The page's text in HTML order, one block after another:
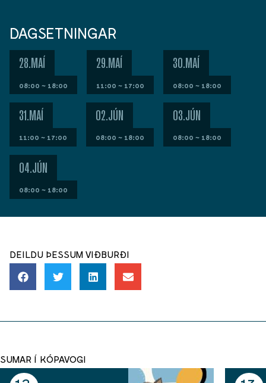
DAGSETNINGAR
28.MAÍ
08:00 ~ 18:00
29.MAÍ
11:00 ~ 17:00
30.MAÍ
08:00 ~ 18:00
31.MAÍ
11:00 ~ 17:00
02.JÚN
08:00 ~ 18:00
03.JÚN
08:00 ~ 18:00
04.JÚN
08:00 ~ 18:00
DEILDU ÞESSUM VIÐBURÐI
SUMAR Í KÓPAVOGI